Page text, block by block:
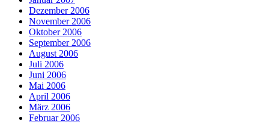
Dezember 2006
November 2006
Oktober 2006
September 2006
August 2006
Juli 2006
Juni 2006
Mai 2006
April 2006
März 2006
Februar 2006